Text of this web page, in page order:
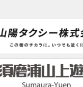
検索する